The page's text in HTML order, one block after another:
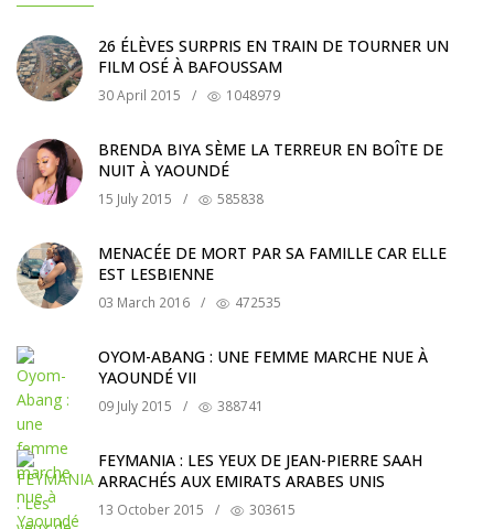
26 ÉLÈVES SURPRIS EN TRAIN DE TOURNER UN
FILM OSÉ À BAFOUSSAM
30 April 2015 / 1048979
BRENDA BIYA SÈME LA TERREUR EN BOÎTE DE
NUIT À YAOUNDÉ
15 July 2015 / 585838
MENACÉE DE MORT PAR SA FAMILLE CAR ELLE
EST LESBIENNE
03 March 2016 / 472535
OYOM-ABANG : UNE FEMME MARCHE NUE À
YAOUNDÉ VII
09 July 2015 / 388741
FEYMANIA : LES YEUX DE JEAN-PIERRE SAAH
ARRACHÉS AUX EMIRATS ARABES UNIS
13 October 2015 / 303615